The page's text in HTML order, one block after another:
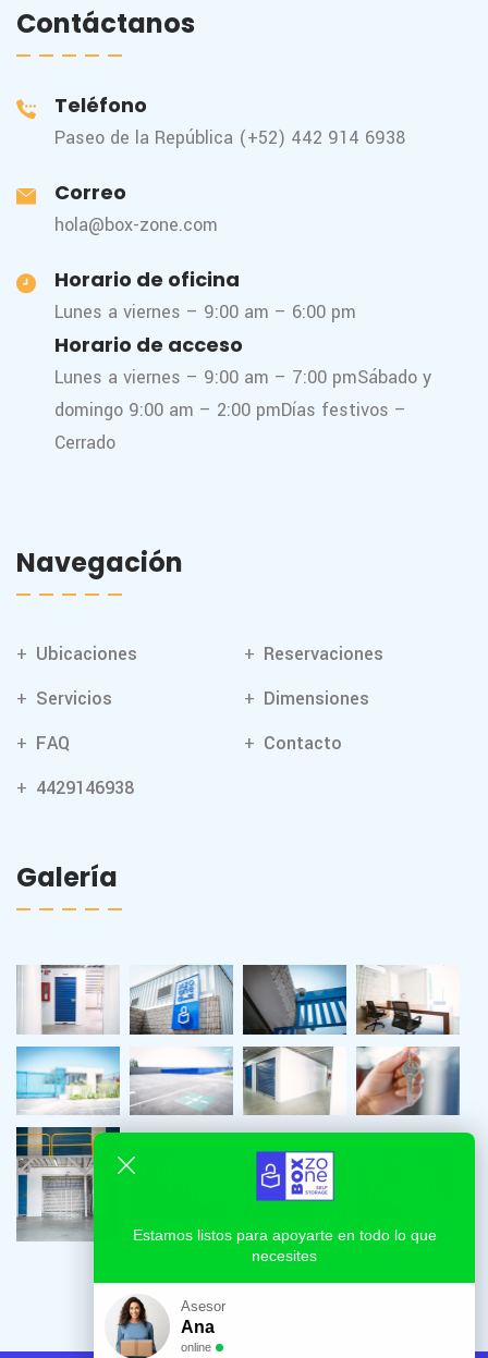
Contáctanos
Teléfono
Paseo de la República (+52) 442 914 6938
Correo
hola@box-zone.com
Horario de oficina
Lunes a viernes – 9:00 am – 6:00 pm
Horario de acceso
Lunes a viernes – 9:00 am – 7:00 pmSábado y
domingo 9:00 am – 2:00 pmDías festivos –
Cerrado
Navegación
Ubicaciones
Reservaciones
Servicios
Dimensiones
FAQ
Contacto
4429146938
Galería
Estamos listos para apoyarte en todo lo que
necesites
Asesor
Ana
online